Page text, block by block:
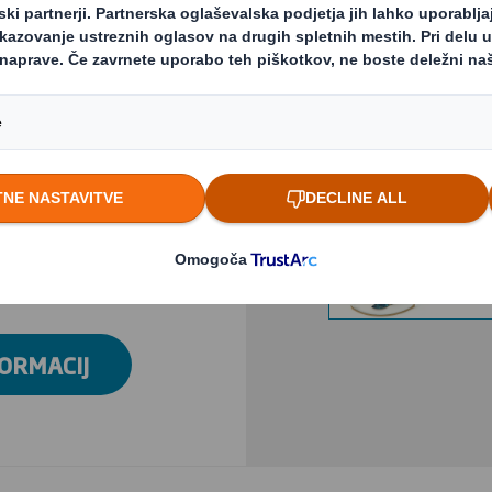
vse večje število
Naša
- tisti ključni
To je priložnost,
če ni v vaši fizični
Previous slide
Kliknite za povečavo